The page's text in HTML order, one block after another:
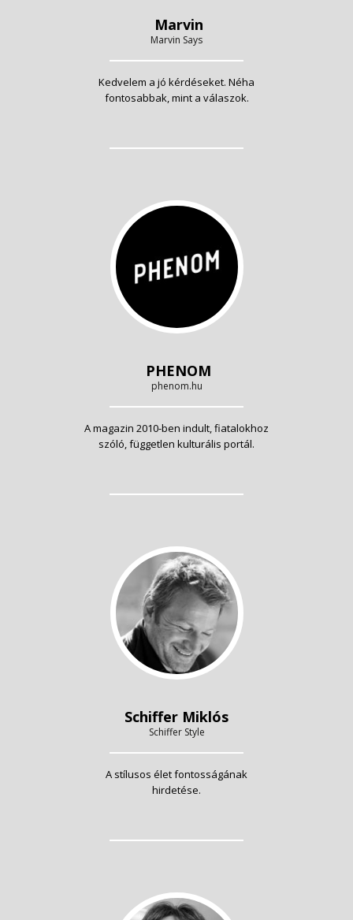
Marvin
Marvin Says
Kedvelem a jó kérdéseket. Néha
fontosabbak, mint a válaszok.
PHENOM
phenom.hu
A magazin 2010-ben indult, fiatalokhoz
szóló, független kulturális portál.
Schiffer Miklós
Schiffer Style
A stílusos élet fontosságának
hirdetése.